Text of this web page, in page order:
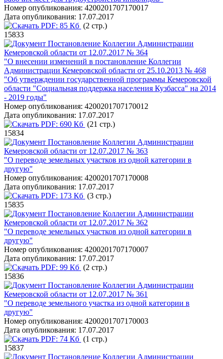
Номер опубликования: 4200201707170017
Дата опубликования: 17.07.2017
PDF: 85 Кб (2 стр.)
15833
Постановление Коллегии Администрации
Кемеровской области от 12.07.2017 № 364
"О внесении изменений в постановление Коллегии
Администрации Кемеровской области от 25.10.2013 № 468
"Об утверждении государственной программы Кемеровской
области "Социальная поддержка населения Кузбасса" на 2014
- 2019 годы"
Номер опубликования: 4200201707170012
Дата опубликования: 17.07.2017
PDF: 690 Кб (21 стр.)
15834
Постановление Коллегии Администрации
Кемеровской области от 12.07.2017 № 363
"О переводе земельных участков из одной категории в
другую"
Номер опубликования: 4200201707170008
Дата опубликования: 17.07.2017
PDF: 173 Кб (3 стр.)
15835
Постановление Коллегии Администрации
Кемеровской области от 12.07.2017 № 362
"О переводе земельных участков из одной категории в
другую"
Номер опубликования: 4200201707170007
Дата опубликования: 17.07.2017
PDF: 99 Кб (2 стр.)
15836
Постановление Коллегии Администрации
Кемеровской области от 12.07.2017 № 361
"О переводе земельного участка из одной категории в
другую"
Номер опубликования: 4200201707170003
Дата опубликования: 17.07.2017
PDF: 74 Кб (1 стр.)
15837
Постановление Коллегии Администрации